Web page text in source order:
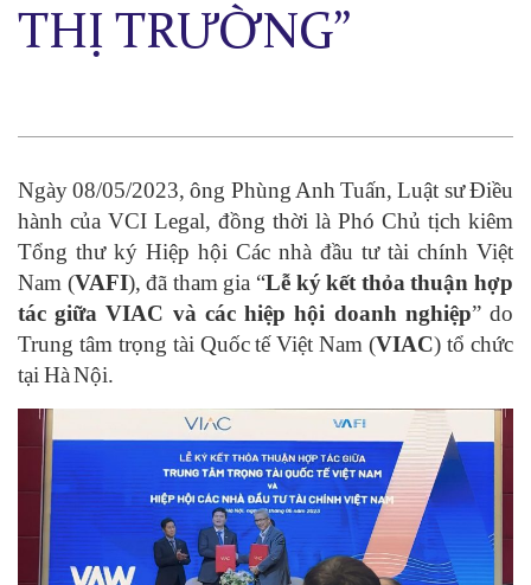
THỊ TRƯỜNG”
Ngày 08/05/2023, ông Phùng Anh Tuấn, Luật sư Điều
hành của VCI Legal, đồng thời là Phó Chủ tịch kiêm
Tổng thư ký Hiệp hội Các nhà đầu tư tài chính Việt
Nam (VAFI), đã tham gia “Lễ ký kết thỏa thuận hợp
tác giữa VIAC và các hiệp hội doanh nghiệp” do
Trung tâm trọng tài Quốc tế Việt Nam (VIAC) tổ chức
tại Hà Nội.